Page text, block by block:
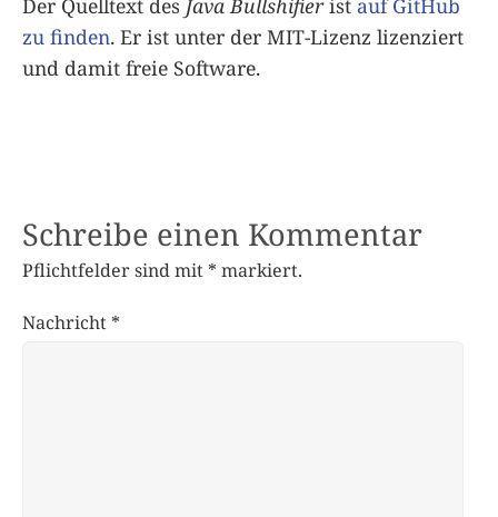
Der Quelltext des Java Bullshifierist auf GitHub
zu finden. Er ist unter der MIT-Lizenz lizenziert
und damit freie Software.
Schreibe einen Kommentar
Pflichtfelder sind mit * markiert.
Nachricht *